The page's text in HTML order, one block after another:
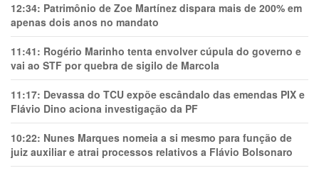
12:34: Patrimônio de Zoe Martínez dispara mais de 200% em
apenas dois anos no mandato
11:41: Rogério Marinho tenta envolver cúpula do governo e
vai ao STF por quebra de sigilo de Marcola
11:17: Devassa do TCU expõe escândalo das emendas PIX e
Flávio Dino aciona investigação da PF
10:22: Nunes Marques nomeia a si mesmo para função de
juiz auxiliar e atrai processos relativos a Flávio Bolsonaro